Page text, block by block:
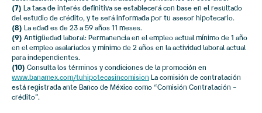
(7) La tasa de interés definitiva se establecerá con base en el resultado
del estudio de crédito, y te será informada por tu asesor hipotecario.
(8) La edad es de 23 a 59 años 11 meses.
(9) Antigüedad laboral: Permanencia en el empleo actual mínimo de 1 año
en el empleo asalariados y mínimo de 2 años en la actividad laboral actual
para independientes.
(10) Consulta los términos y condiciones de la promoción en
www.banamex.com/tuhipotecasincomision La comisión de contratación
está registrada ante Banco de México como “Comisión Contratación –
crédito”.